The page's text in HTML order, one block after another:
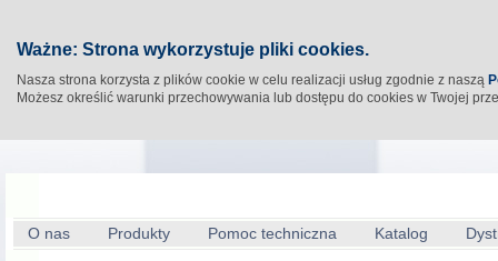
Ważne: Strona wykorzystuje pliki cookies.
Nasza strona korzysta z plików cookie w celu realizacji usług zgodnie z naszą
Możesz określić warunki przechowywania lub dostępu do cookies w Twojej
O nas Produkty Pomoc techniczna Katalog